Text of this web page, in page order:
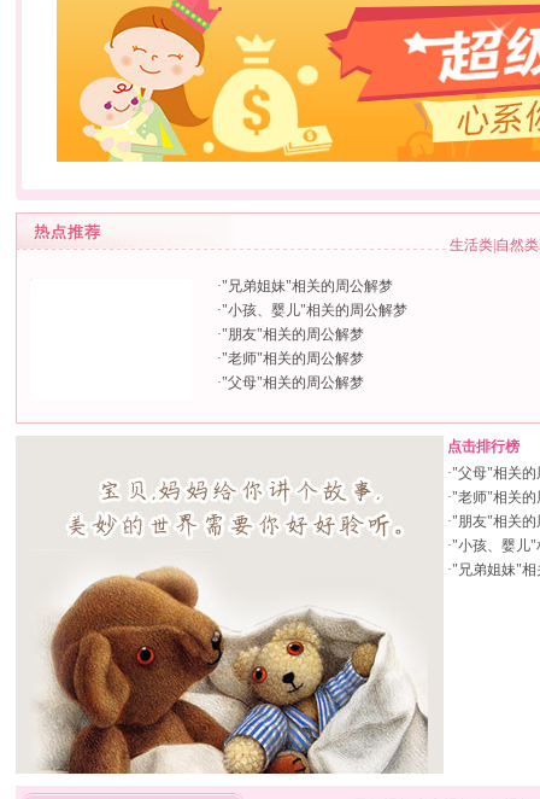
生活类|自然类|
·"兄弟姐妹"相关的周公解梦
·"小孩、婴儿"相关的周公解梦
·"朋友"相关的周公解梦
·"老师"相关的周公解梦
·"父母"相关的周公解梦
点击排行榜
·"父母"相关的
·"老师"相关的
·"朋友"相关的
·"小孩、婴儿"
·"兄弟姐妹"相